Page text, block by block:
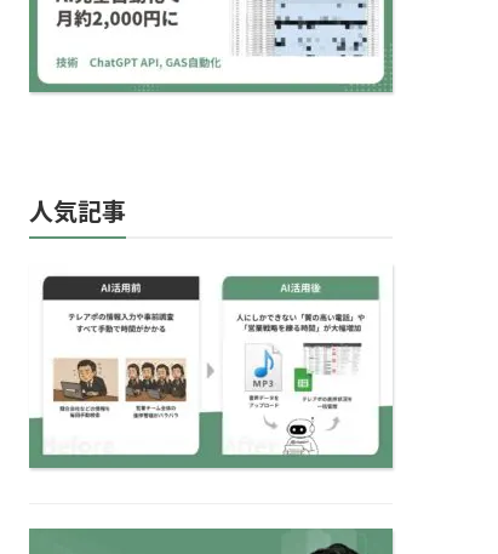
人気記事
【AI×営業】テレアポの
進捗管理が2時間から10
分に？営業時の“ア…
【小論文×AI】開発期間